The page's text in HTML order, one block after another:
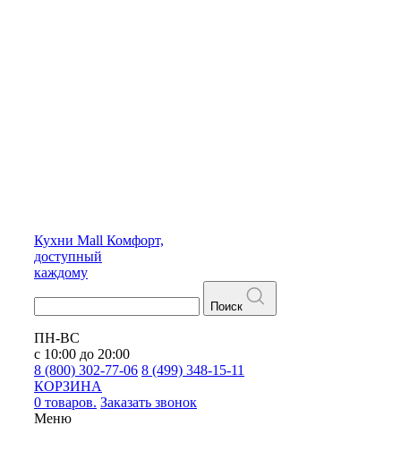
Кухни Mall Комфорт,
доступный
каждому
Поиск
ПН-ВС
с 10:00 до 20:00
8 (800) 302-77-06 8 (499) 348-15-11
КОРЗИНА
0 товаров. Заказать звонок
Меню